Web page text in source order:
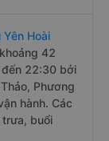
Yên Hoài
42
22:30 bởi
Phương
hành. Các
buổi